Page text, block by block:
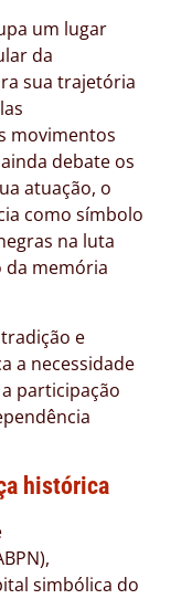
um lugar
da
sua trajetória
movimentos
debate os
atuação, o
como símbolo
na luta
da memória
e
a necessidade
participação
histórica
simbólica do